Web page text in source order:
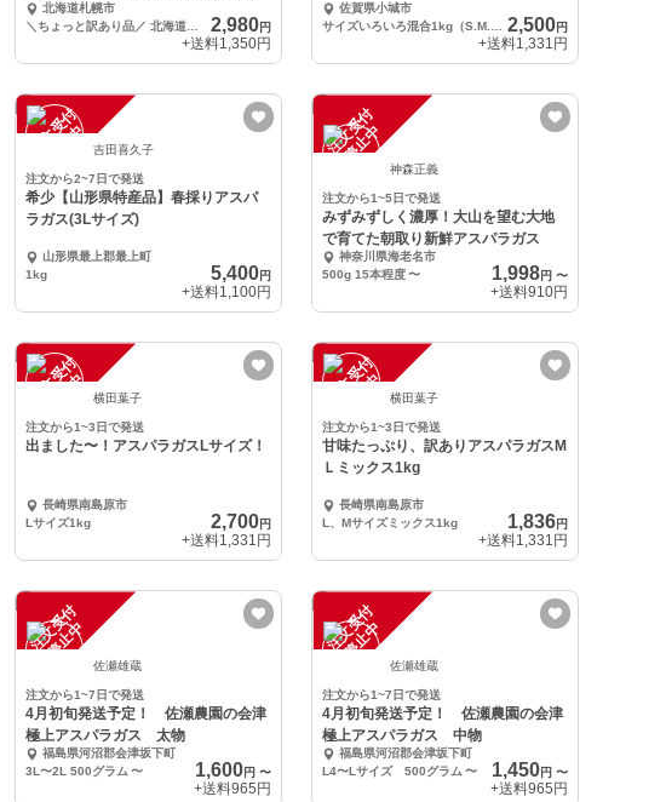
北海道札幌市
2,980円
+送料1,350円
佐賀県小城市
2,500円
+送料1,331円
注
文
受
付
停
止
中 吉田喜久子
注文から2~7日で発送
希少【山形県特産品】春採りアスパ
ラガス(3Lサイズ)
山形県最上郡最上町
1kg
5,400円
+送料1,100円
注
文
受
付
停
止
中
神森正義
注文から1~5日で発送
みずみずしく濃厚！大山を望む大地
で育てた朝取り新鮮アスパラガス
神奈川県海老名市
500g 15本程度〜 1,998円 〜
+送料910円
注
文
受
付
停
止
中 横田葉子
注文から1~3日で発送
出ました〜！アスパラガスLサイズ！
長崎県南島原市
Lサイズ1kg
2,700円
+送料1,331円
注
文
受
付
停
止
中 横田葉子
注文から1~3日で発送
甘味たっぷり、訳ありアスパラガスM
Ｌミックス1kg
長崎県南島原市
L、Mサイズミックス1kg
1,836円
+送料1,331円
注
文
受
付
停
止
中
佐瀬雄蔵
注文から1~7日で発送
4月初旬発送予定！ 佐瀬農園の会津
極上アスパラガス 太物
福島県河沼郡会津坂下町
3L〜2L 500グラム 〜 1,600円〜
+送料965円
注
文
受
付
停
止
中
佐瀬雄蔵
注文から1~7日で発送
4月初旬発送予定！ 佐瀬農園の会津
極上アスパラガス 中物
福島県河沼郡会津坂下町
L4〜Lサイズ 500グラム 〜 1,450円 〜
+送料965円